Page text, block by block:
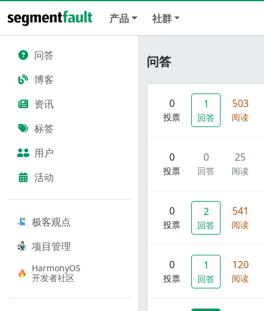
产品 社群
问答
博客
资讯
标签
用户
活动
极客观点
项目管理
HarmonyOS
开发者社区
问答
0
投票
1
回答
503
阅读
0
投票
0
回答
25
阅读
0
投票
2
回答
541
阅读
0
投票
1
回答
120
阅读